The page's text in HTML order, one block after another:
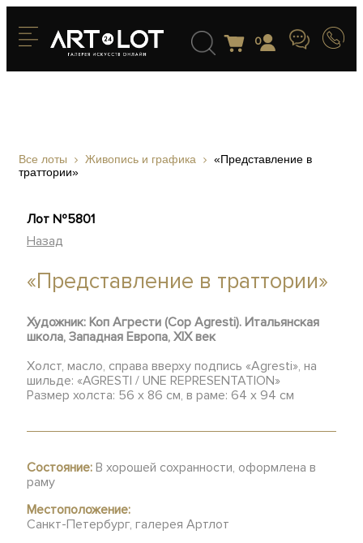
0
Все лоты Живопись и графика
«Представление в
траттории»
Лот №5801
Назад
«Представление в траттории»
Художник: Коп Агрести (Cop Agresti). Итальянская
школа, Западная Европа, XIX век
Холст, масло, справа вверху подпись «Agresti», на
шильде: «AGRESTI / UNE REPRESENTATION»
Размер холста: 56 х 86 см, в раме: 64 х 94 см
Состояние: В хорошей сохранности, оформлена в
раму
Местоположение:
Санкт-Петербург, галерея Артлот